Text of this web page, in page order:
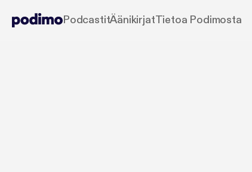
PodcastitÄänikirjatTietoa Podimosta